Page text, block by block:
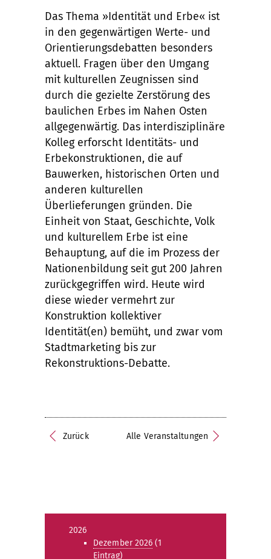
Das Thema »Identität und Erbe« ist
in den gegenwärtigen Werte- und
Orientierungsdebatten besonders
aktuell. Fragen über den Umgang
mit kulturellen Zeugnissen sind
durch die gezielte Zerstörung des
baulichen Erbes im Nahen Osten
allgegenwärtig. Das interdisziplinäre
Kolleg erforscht Identitäts- und
Erbekonstruktionen, die auf
Bauwerken, historischen Orten und
anderen kulturellen
Überlieferungen gründen. Die
Einheit von Staat, Geschichte, Volk
und kulturellem Erbe ist eine
Behauptung, auf die im Prozess der
Nationenbildung seit gut 200 Jahren
zurückgegriffen wird. Heute wird
diese wieder vermehrt zur
Konstruktion kollektiver
Identität(en) bemüht, und zwar vom
Stadtmarketing bis zur
Rekonstruktions-Debatte.
Zurück Alle Veranstaltungen
2026
Dezember 2026 (1
Eintrag)